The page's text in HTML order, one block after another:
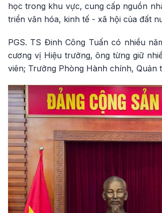
học trong khu vực, cung cấp nguồn
triển văn hóa, kinh tế - xã hội của đất
PGS. TS Đinh Công Tuấn có nhiều
cương vị Hiệu trưởng, ông từng giữ
viên; Trưởng Phòng Hành chính,